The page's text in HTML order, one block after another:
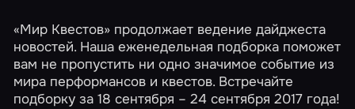
«Мир Квестов» продолжает ведение дайджеста
новостей. Наша еженедельная подборка поможет
вам не пропустить ни одно значимое событие из
мира перформансов и квестов. Встречайте
подборку за 18 сентября – 24 сентября 2017 года!